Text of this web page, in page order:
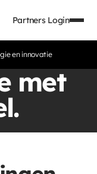
Partners Login
en innovatie
met